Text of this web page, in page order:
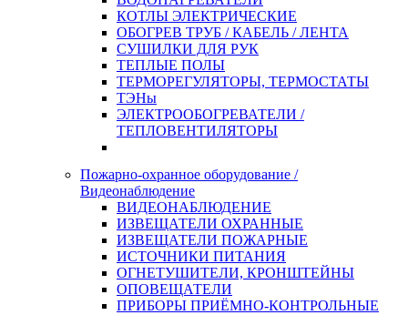
КОТЛЫ ЭЛЕКТРИЧЕСКИЕ
ОБОГРЕВ ТРУБ / КАБЕЛЬ / ЛЕНТА
СУШИЛКИ ДЛЯ РУК
ТЕПЛЫЕ ПОЛЫ
ТЕРМОРЕГУЛЯТОРЫ, ТЕРМОСТАТЫ
ТЭНы
ЭЛЕКТРООБОГРЕВАТЕЛИ /
ТЕПЛОВЕНТИЛЯТОРЫ
Пожарно-охранное оборудование /
Видеонаблюдение
ВИДЕОНАБЛЮДЕНИЕ
ИЗВЕЩАТЕЛИ ОХРАННЫЕ
ИЗВЕЩАТЕЛИ ПОЖАРНЫЕ
ИСТОЧНИКИ ПИТАНИЯ
ОГНЕТУШИТЕЛИ, КРОНШТЕЙНЫ
ОПОВЕЩАТЕЛИ
ПРИБОРЫ ПРИЁМНО-КОНТРОЛЬНЫЕ